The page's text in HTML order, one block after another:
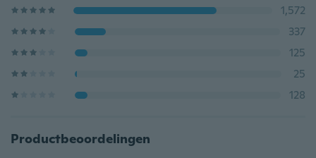
1,572
337
125
25
128
Productbeoordelingen